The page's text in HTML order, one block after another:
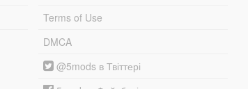
Terms of Use
DMCA
@5mods в Твіттері